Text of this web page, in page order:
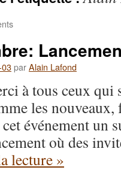
parAlain Lafond
à tous ceux qui
les
événement un
où des
lecture »